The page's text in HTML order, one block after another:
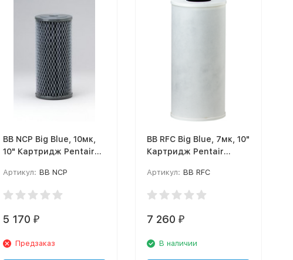
BB NCP Big Blue, 10мк,
10" Картридж Pentair
Артикул: BB NCP
5 170 ₽
Предзаказ
BB RFC Big Blue, 7мк, 10"
Картридж Pentair
Артикул: BB RFC
7 260 ₽
В наличии